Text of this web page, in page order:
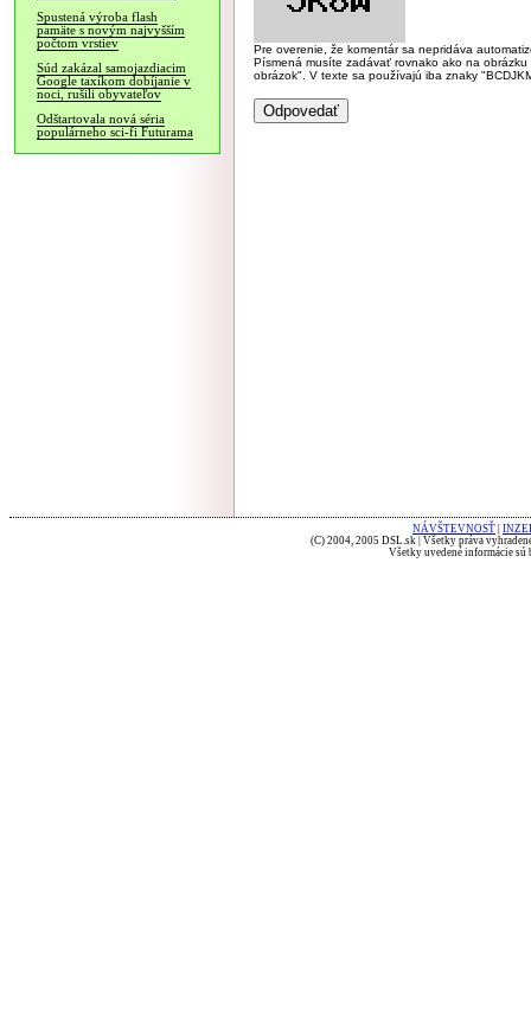
Spustená výroba flash
pamäte s novým najvyšším
počtom vrstiev
Súd zakázal samojazdiacim
Google taxíkom dobíjanie v
noci, rušili obyvateľov
Odštartovala nová séria
populárneho sci-fi Futurama
Pre overenie, že komentár sa nepridáva
Písmená musíte zadávať rovnako ako na
obrázok". V texte sa používajú iba znaky
NÁVŠTEVNOSŤ
(C) 2004, 2005 DSL.sk | Všetky práva
Všetky uvedené informácie sú